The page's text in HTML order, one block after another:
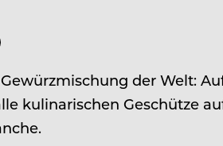
der Welt:
kulinarischen Geschütze